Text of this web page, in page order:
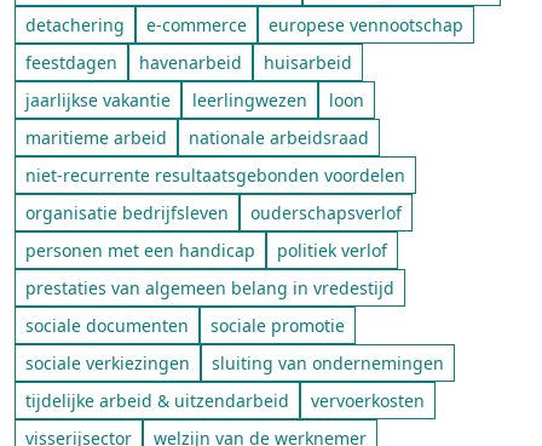
detachering
e-commerce
europese vennootschap
feestdagen
havenarbeid
huisarbeid
jaarlijkse vakantie
leerlingwezen
loon
maritieme arbeid
nationale arbeidsraad
niet-recurrente resultaatsgebonden voordelen
organisatie bedrijfsleven
ouderschapsverlof
personen met een handicap
politiek verlof
prestaties van algemeen belang in vredestijd
sociale documenten
sociale promotie
sociale verkiezingen
sluiting van ondernemingen
tijdelijke arbeid & uitzendarbeid
vervoerkosten
visserijsector
welzijn van de werknemer